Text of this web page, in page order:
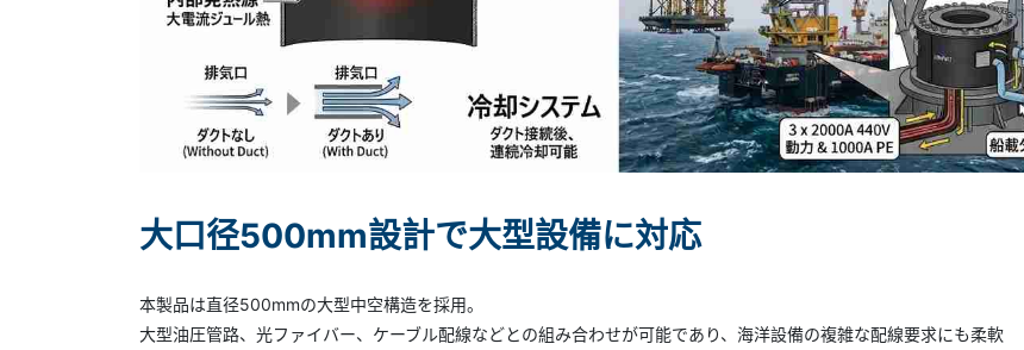
大口径500mm設計で大型設備に対応
本製品は直径500mmの大型中空構造を採用。
大型油圧管路、光ファイバー、ケーブル配線などとの組み合わせが可能であり、海洋設備の複雑な配線要求にも柔軟